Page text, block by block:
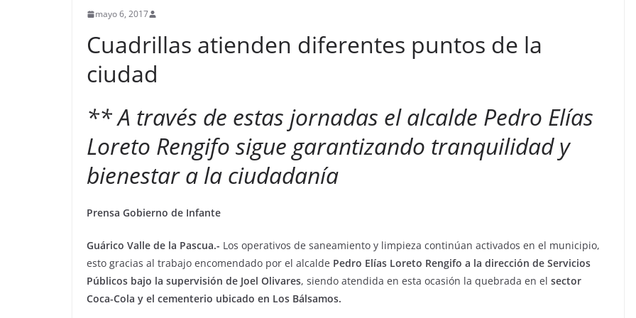
mayo 6, 2017
Cuadrillas atienden diferentes puntos de la
ciudad
** A través de estas jornadas el alcalde Pedro Elías
Loreto Rengifo sigue garantizando tranquilidad y
bienestar a la ciudadanía
Prensa Gobierno de Infante
Guárico Valle de la Pascua.- Los operativos de saneamiento y limpieza continúan activados en el municipio,
esto gracias al trabajo encomendado por el alcalde Pedro Elías Loreto Rengifo a la dirección de Servicios
Públicos bajo la supervisión de Joel Olivares, siendo atendida en esta ocasión la quebrada en el sector
Coca-Cola y el cementerio ubicado en Los Bálsamos.
Ibiza las mejores
vacaciones de verano